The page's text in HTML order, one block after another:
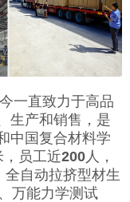
一直致力于高品
生产和销售，是
中国复合材料学
，员工近200 人，
全自动拉挤型材生
万能力学测试